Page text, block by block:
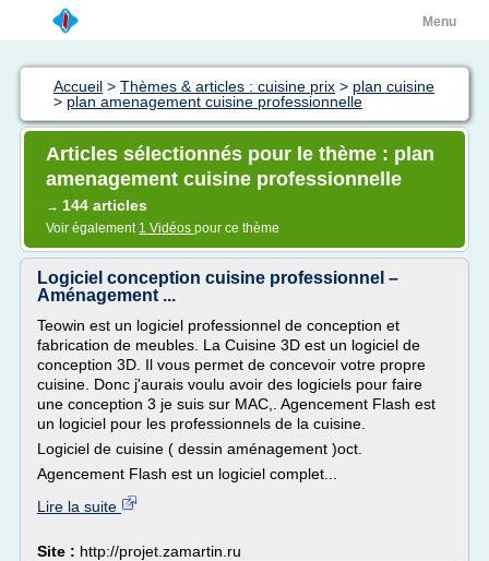
Menu
Accueil > Thèmes & articles : cuisine prix > plan cuisine
> plan amenagement cuisine professionnelle
Articles sélectionnés pour le thème : plan
amenagement cuisine professionnelle
→ 144 articles
Voir également 1 Vidéos pour ce thème
Logiciel conception cuisine professionnel –
Aménagement ...
Teowin est un logiciel professionnel de conception et
fabrication de meubles. La Cuisine 3D est un logiciel de
conception 3D. Il vous permet de concevoir votre propre
cuisine. Donc j'aurais voulu avoir des logiciels pour faire
une conception 3 je suis sur MAC,. Agencement Flash est
un logiciel pour les professionnels de la cuisine.
Logiciel de cuisine ( dessin aménagement )oct.
Agencement Flash est un logiciel complet...
Lire la suite
Site : http://projet.zamartin.ru